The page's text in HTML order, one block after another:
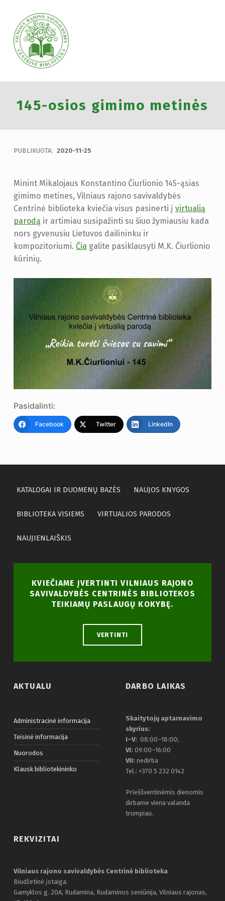
VILNIAUS RAJONO SAVIVALDYBĖS CENTRINĖ BIBLIOTEKA
145-osios gimimo metinės
PUBLIKUOTA: 2020-11-25
Minint Mikalojaus Konstantino Čiurlionio 145-ąsias
gimimo metines, Vilniaus rajono savivaldybės
Centrinė biblioteka kviečia visus pasinerti į virtualią
parodą ir artimiau susipažinti su šiuo žymiausiu kada
nors gyvenusiu Lietuvos dailininku ir
kompozitoriumi. Čia galite pasiklausyti M.K. Čiurlionio
kūrinių.
Pasidalinti:
Facebook Twitter LinkedIn
KATALOGAI IR DUOMENŲ BAZĖS NAUJOS KNYGOS
BIBLIOTEKA VISIEMS VIRTUALIOS PARODOS
NAUJIENLAIŠKIS
KVIEČIAME ĮVERTINTI VILNIAUS RAJONO
SAVIVALDYBĖS CENTRINĖS BIBLIOTEKOS
TEIKIAMŲ PASLAUGŲ KOKYBĘ.
VERTINTI
AKTUALU
Administracinė informacija
Teisinė informacija
Nuorodos
Klausk bibliotekininko
DARBO LAIKAS
Skaitytojų aptarnavimo
skyrius:
I–V: 08:00–18:00;
VI: 09:00–16:00
VII: nedirba
Tel.: +370 5 232 0142
Prieššventinėmis dienomis
dirbame viena valanda
trumpiau.
REKVIZITAI
Vilniaus rajono savivaldybės Centrinė biblioteka
Biudžetinė įstaiga.
Gamyklos g. 20A, Rudamina, Rudaminos seniūnija, Vilniaus rajonas,